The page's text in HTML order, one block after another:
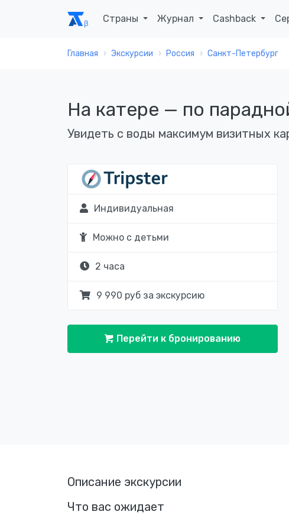
Страны Журнал Cashback
Главная Экскурсии Россия Санкт-Петербург
На катере — по
Увидеть с воды максимум визитных
Индивидуальная
Можно с детьми
2 часа
9 990 руб за экскурсию
Перейти к бронированию
Описание экскурсии
Что вас ожидает